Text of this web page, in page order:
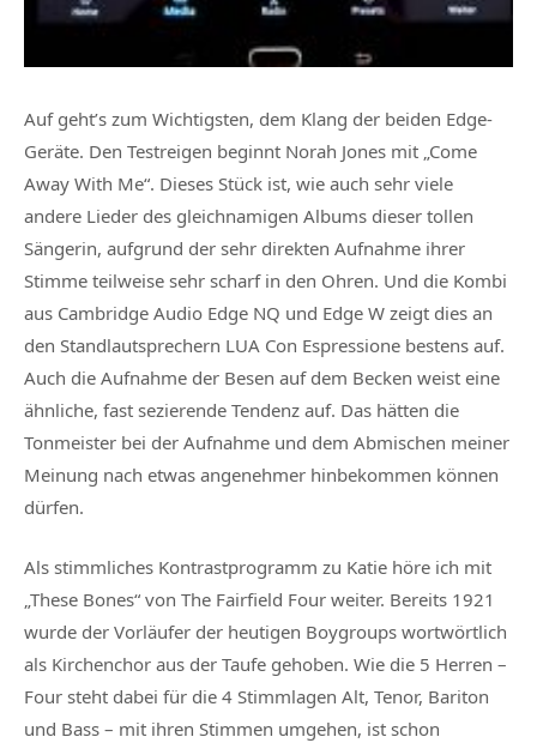
Auf geht’s zum Wichtigsten, dem Klang der beiden Edge-
Geräte. Den Testreigen beginnt Norah Jones mit „Come
Away With Me“. Dieses Stück ist, wie auch sehr viele
andere Lieder des gleichnamigen Albums dieser tollen
Sängerin, aufgrund der sehr direkten Aufnahme ihrer
Stimme teilweise sehr scharf in den Ohren. Und die Kombi
aus Cambridge Audio Edge NQ und Edge W zeigt dies an
den Standlautsprechern LUA Con Espressione bestens auf.
Auch die Aufnahme der Besen auf dem Becken weist eine
ähnliche, fast sezierende Tendenz auf. Das hätten die
Tonmeister bei der Aufnahme und dem Abmischen meiner
Meinung nach etwas angenehmer hinbekommen können
dürfen.
Als stimmliches Kontrastprogramm zu Katie höre ich mit
„These Bones“ von The Fairfield Four weiter. Bereits 1921
wurde der Vorläufer der heutigen Boygroups wortwörtlich
als Kirchenchor aus der Taufe gehoben. Wie die 5 Herren –
Four steht dabei für die 4 Stimmlagen Alt, Tenor, Bariton
und Bass – mit ihren Stimmen umgehen, ist schon